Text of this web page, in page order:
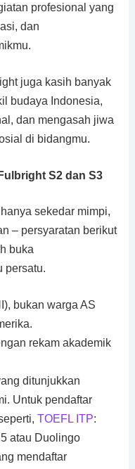
profesional yang
dan
juga kasih banyak
budaya Indonesia,
dan mengasah jiwa
di bidangmu.
S2 dan S3
sekedar mimpi,
– persyaratan berikut
buka
persatu.
bukan warga AS
rekam akademik
ditunjukkan
Untuk pendaftar
TOEFL ITP:
atau Duolingo
mendaftar